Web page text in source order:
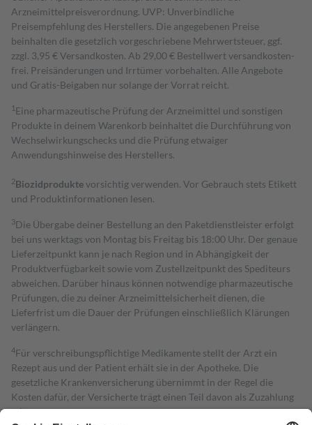
Arzneimittelpreisverordnung. UVP: Unverbindliche
Preisempfehlung des Herstellers. Die angegebenen Preise
beinhalten die gesetzlich vorgeschriebene Mehrwertsteuer, ggf.
zzgl. 3,95 € Versandkosten. Ab 29,00 € Bestell­wert versand­kosten­
frei. Preisänderungen und Irrtümer vorbehalten. Alle Angebote
und Gratis-Beigaben nur solange der Vorrat reicht.
1 Eine pharmazeutische Prüfung der Arzneimittel und sonstigen
Produkte in deinem Warenkorb beinhaltet die Durchführung von
Wechselwirkungschecks und die Prüfung etwaiger
Anwendungshinweise des Herstellers.
2Biozidproduktevorsichtig verwenden. Vor Gebrauch stets Etikett
und Produktinformationen lesen.
3Die Übergabe deiner Bestellung an den Paketdienstleister erfolgt
bei uns werktags von Montag bis Freitag bis 18:00 Uhr. Der genaue
Lieferzeitpunkt kann je nach Region und in Abhängigkeit der
Produktverfügbarkeit sowie vom Zustellzeitpunkt des Spediteurs
abweichen. Darüber hinaus können notwendige pharmazeutische
Prüfungen, die zu deiner Arzneimittelsicherheit dienen, die
Lieferfrist um die Dauer der Prüfungen einschließlich Klärungen
verlängern.
4Für verschreibungspflichtige Medikamente stellt der Arzt ein
Rezept aus und der Patient erhält sie in der Apotheke. Die
gesetzliche Krankenversicherung übernimmt in der Regel die
Kosten dafür, der Versicherte trägt einen Teil davon als Zuzahlung
mit.